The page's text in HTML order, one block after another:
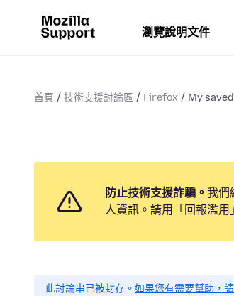
瀏覽說明文件
首頁 技術支援討論區 Firefox My
防止技術支援詐騙。 我們
人資訊。請用「回報濫用
此討論串已被封存。 如果您有需要幫助，